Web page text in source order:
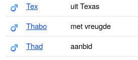
Tex
uit Texas
Thabo
met vreugde
Thad
aanbid